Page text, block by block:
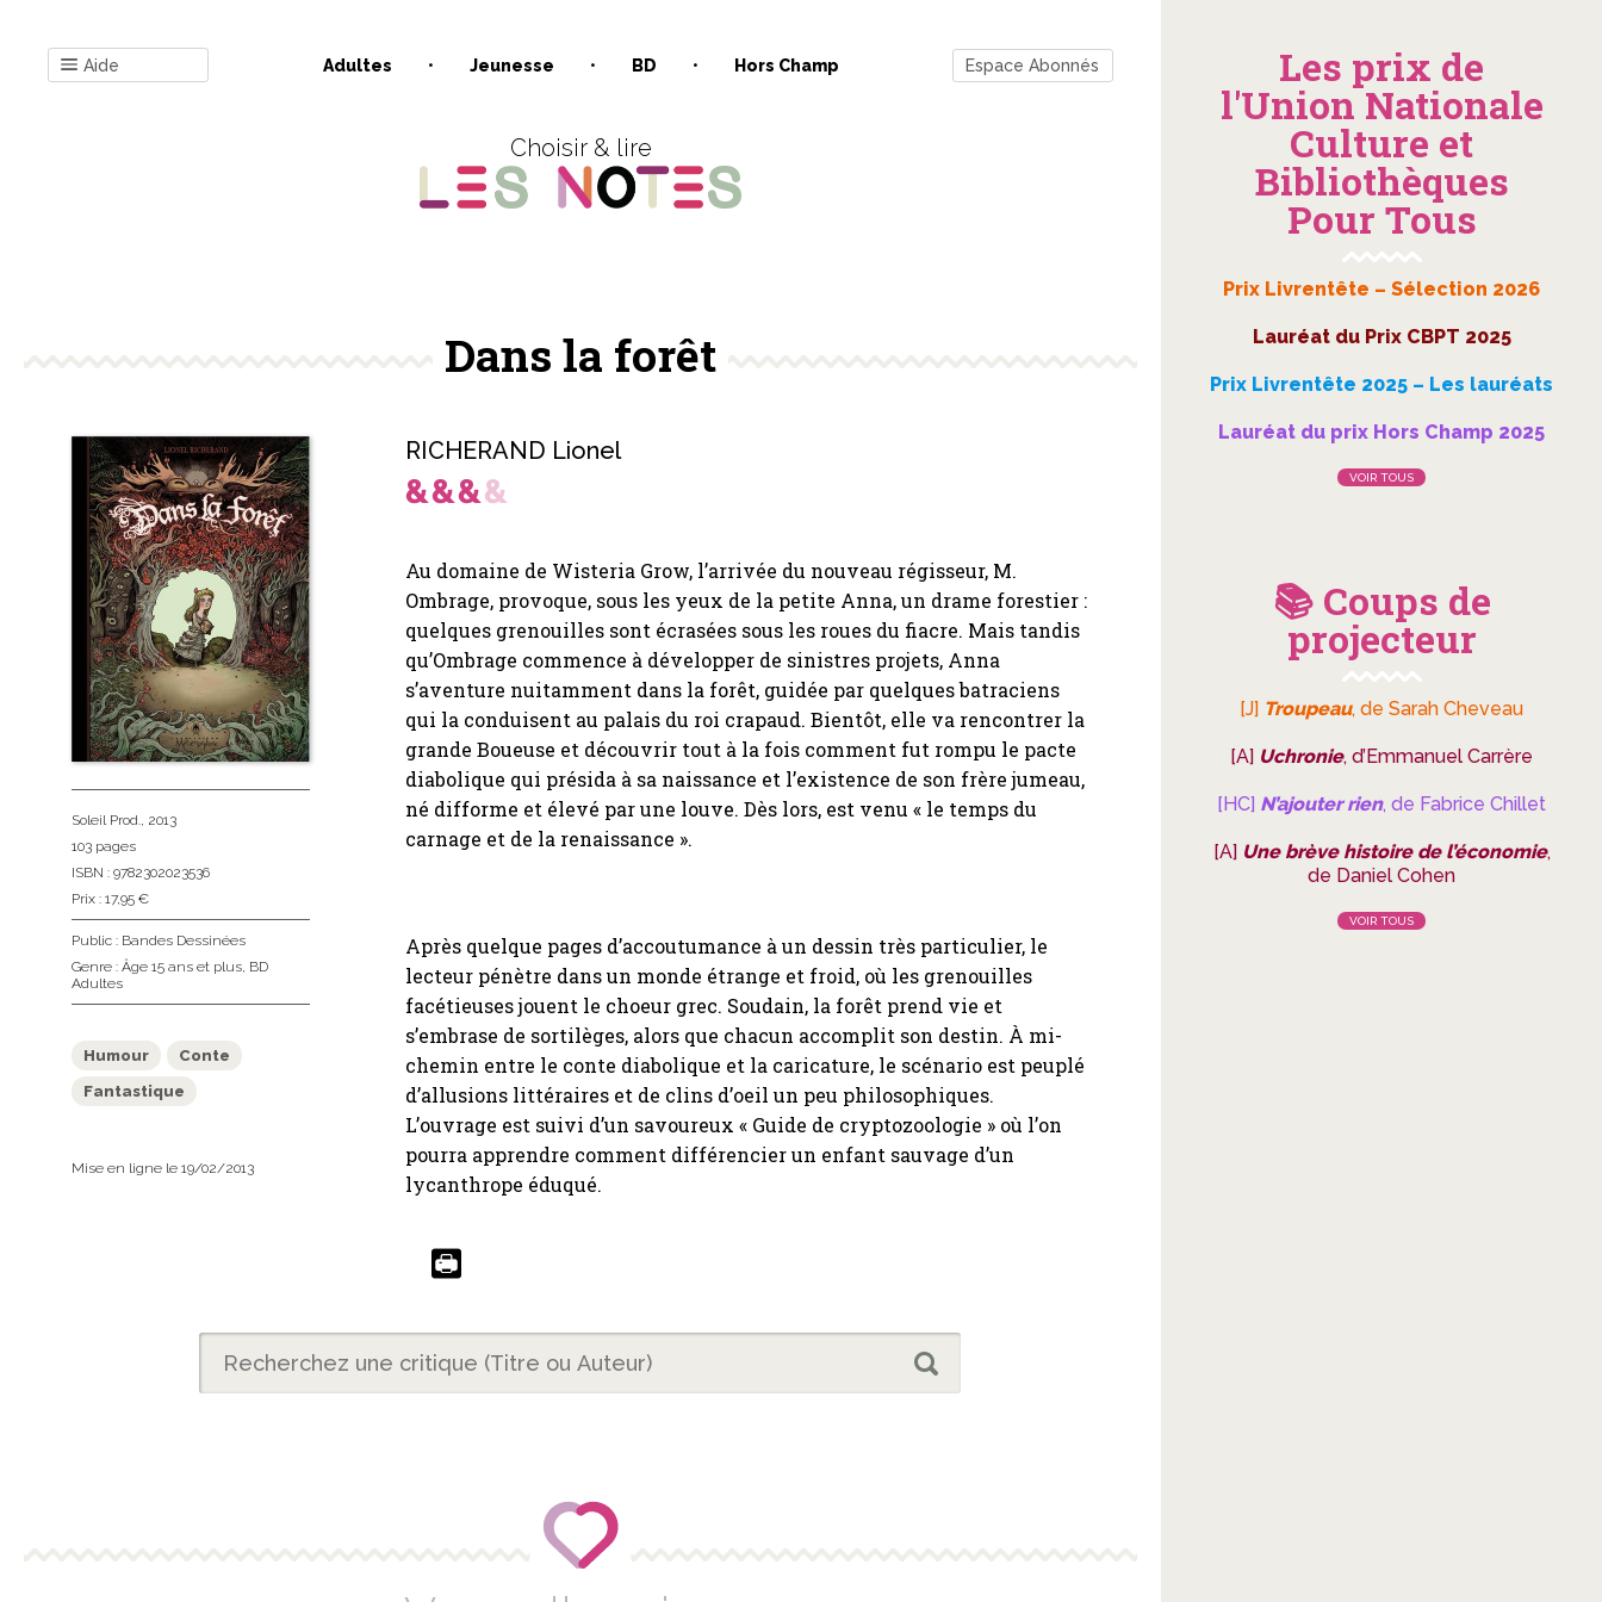
Aide Adultes Jeunesse BD Hors Champ Espace Abonnés
Choisir & lire
Dans la forêt
RICHERAND Lionel
Au domaine de Wisteria Grow, l’arrivée du nouveau régisseur, M.
Ombrage, provoque, sous les yeux de la petite Anna, un drame forestier :
quelques grenouilles sont écrasées sous les roues du fiacre. Mais tandis
qu’Ombrage commence à développer de sinistres projets, Anna
s’aventure nuitamment dans la forêt, guidée par quelques batraciens
qui la conduisent au palais du roi crapaud. Bientôt, elle va rencontrer la
grande Boueuse et découvrir tout à la fois comment fut rompu le pacte
diabolique qui présida à sa naissance et l’existence de son frère jumeau,
né difforme et élevé par une louve. Dès lors, est venu « le temps du
carnage et de la renaissance ».
Après quelque pages d’accoutumance à un dessin très particulier, le
lecteur pénètre dans un monde étrange et froid, où les grenouilles
facétieuses jouent le choeur grec. Soudain, la forêt prend vie et
s’embrase de sortilèges, alors que chacun accomplit son destin. À mi-
chemin entre le conte diabolique et la caricature, le scénario est peuplé
d’allusions littéraires et de clins d’oeil un peu philosophiques.
L’ouvrage est suivi d’un savoureux « Guide de cryptozoologie » où l’on
pourra apprendre comment différencier un enfant sauvage d’un
lycanthrope éduqué.
Soleil Prod., 2013
103 pages
ISBN : 9782302023536
Prix : 17,95 €
Public : Bandes Dessinées
Genre : Âge 15 ans et plus, BD
Adultes
Humour
Conte
Fantastique
Mise en ligne le 19/02/2013
Les prix de
l'Union Nationale
Culture et
Bibliothèques
Pour Tous
Prix Livrentête – Sélection 2026
Lauréat du Prix CBPT 2025
Prix Livrentête 2025 – Les lauréats
Lauréat du prix Hors Champ 2025
VOIR TOUS
📚 Coups de
projecteur
[J] Troupeau, de Sarah Cheveau
[A] Uchronie, d’Emmanuel Carrère
[HC] N’ajouter rien, de Fabrice Chillet
[A] Une brève histoire de l’économie,
de Daniel Cohen
VOIR TOUS